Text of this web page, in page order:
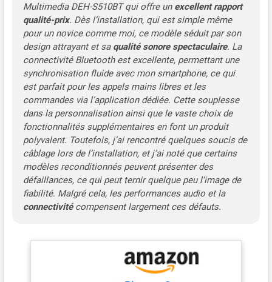
Multimedia DEH-S510BT qui offre un excellent rapport
qualité-prix. Dès l’installation, qui est simple même
pour un novice comme moi, ce modèle séduit par son
design attrayant et sa qualité sonore spectaculaire. La
connectivité Bluetooth est excellente, permettant une
synchronisation fluide avec mon smartphone, ce qui
est parfait pour les appels mains libres et les
commandes via l’application dédiée. Cette souplesse
dans la personnalisation ainsi que le vaste choix de
fonctionnalités supplémentaires en font un produit
polyvalent. Toutefois, j’ai rencontré quelques soucis de
câblage lors de l’installation, et j’ai noté que certains
modèles reconditionnés peuvent présenter des
défaillances, ce qui peut ternir quelque peu l’image de
fiabilité. Malgré cela, les performances audio et la
connectivitécompensent largement ces défauts.